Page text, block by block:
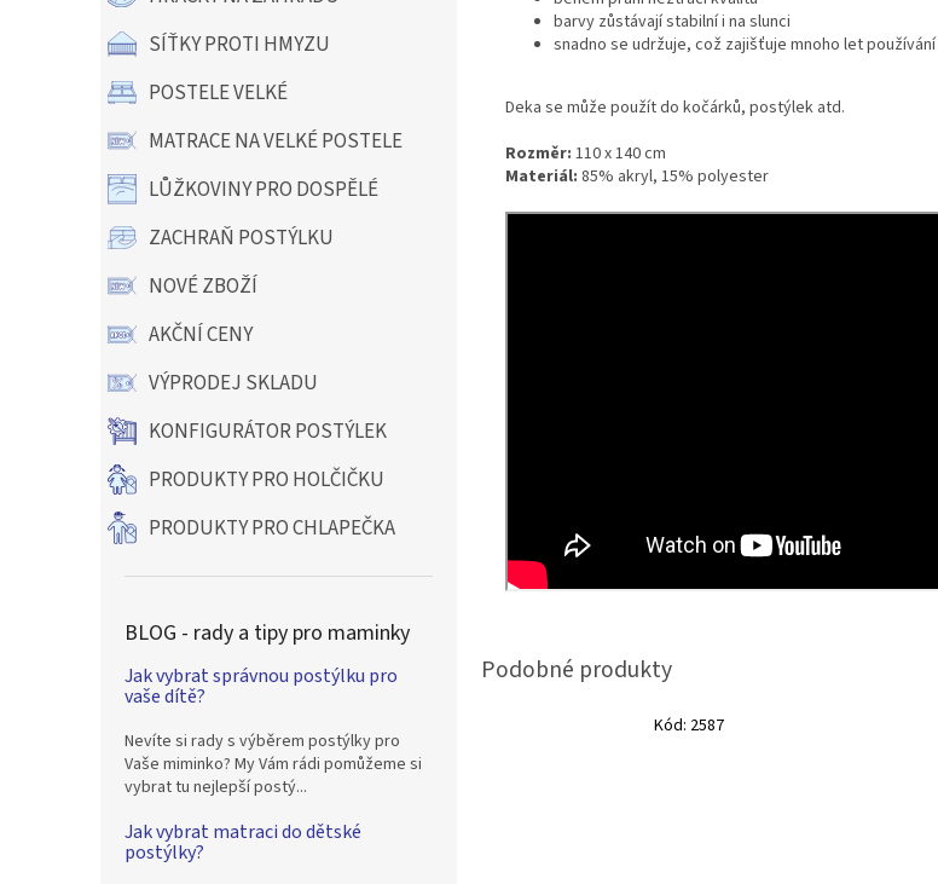
SÍŤKY PROTI HMYZU
POSTELE VELKÉ
MATRACE NA VELKÉ POSTELE
LŮŽKOVINY PRO DOSPĚLÉ
ZACHRAŇ POSTÝLKU
NOVÉ ZBOŽÍ
AKČNÍ CENY
VÝPRODEJ SKLADU
KONFIGURÁTOR POSTÝLEK
PRODUKTY PRO HOLČIČKU
PRODUKTY PRO CHLAPEČKA
BLOG - rady a tipy pro maminky
Jak vybrat správnou postýlku pro
vaše dítě?
Nevíte si rady s výběrem postýlky pro
Vaše miminko? My Vám rádi pomůžeme si
vybrat tu nejlepší postý...
Jak vybrat matraci do dětské
postýlky?
barvy zůstávají stabilní i na slunci
snadno se udržuje, což zajišťuje mnoho let používání
Deka se může použít do kočárků, postýlek atd.
Rozměr: 110 x 140 cm
Materiál: 85% akryl, 15% polyester
Kód: 2587